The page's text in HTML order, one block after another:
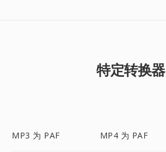
特定转换器
MP3 为 PAF MP4 为 PAF